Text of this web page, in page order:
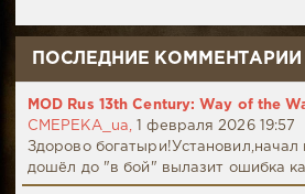
ПОСЛЕДНИЕ КОММЕНТАРИИ
MOD Rus 13th Century: Way of the
CMEPEKA_ua,
1 февраля 2026 19:57
Здорово богатыри!Установил,начал
дошёл до "в бой" вылазит ошибка